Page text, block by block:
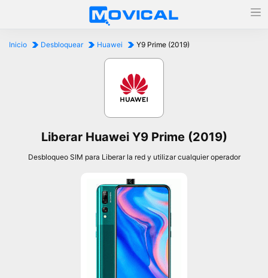
Inicio Desbloquear Huawei Y9 Prime (2019)
Liberar Huawei Y9 Prime (2019)
Desbloqueo SIM para Liberar la red y utilizar cualquier operador